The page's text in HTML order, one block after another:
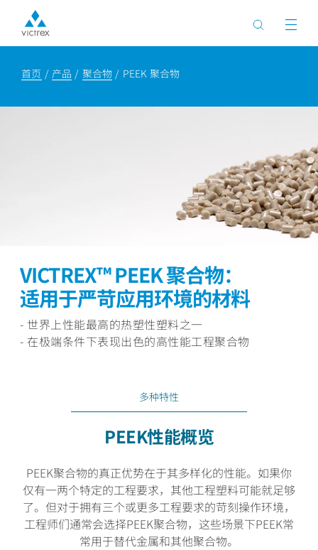
首页 产品 聚合物 PEEK 聚合物
VICTREX™ PEEK 聚合物：
适用于严苛应用环境的材料
- 世界上性能最高的热塑性塑料之一
- 在极端条件下表现出色的高性能工程聚合物
多种特性
PEEK性能概览
PEEK聚合物的真正优势在于其多样化的性能。如果你
仅有一两个特定的工程要求，其他工程塑料可能就足够
了。但对于拥有三个或更多工程要求的苛刻操作环境，
工程师们通常会选择PEEK聚合物，这些场景下PEEK常
常用于替代金属和其他聚合物。